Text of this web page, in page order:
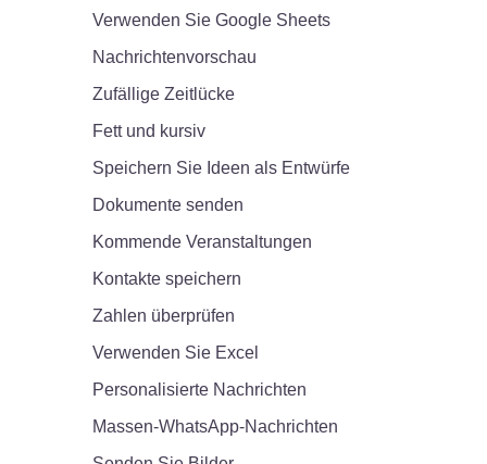
Verwenden Sie Google Sheets
Nachrichtenvorschau
Zufällige Zeitlücke
Fett und kursiv
Speichern Sie Ideen als Entwürfe
Dokumente senden
Kommende Veranstaltungen
Kontakte speichern
Zahlen überprüfen
Verwenden Sie Excel
Personalisierte Nachrichten
Massen-WhatsApp-Nachrichten